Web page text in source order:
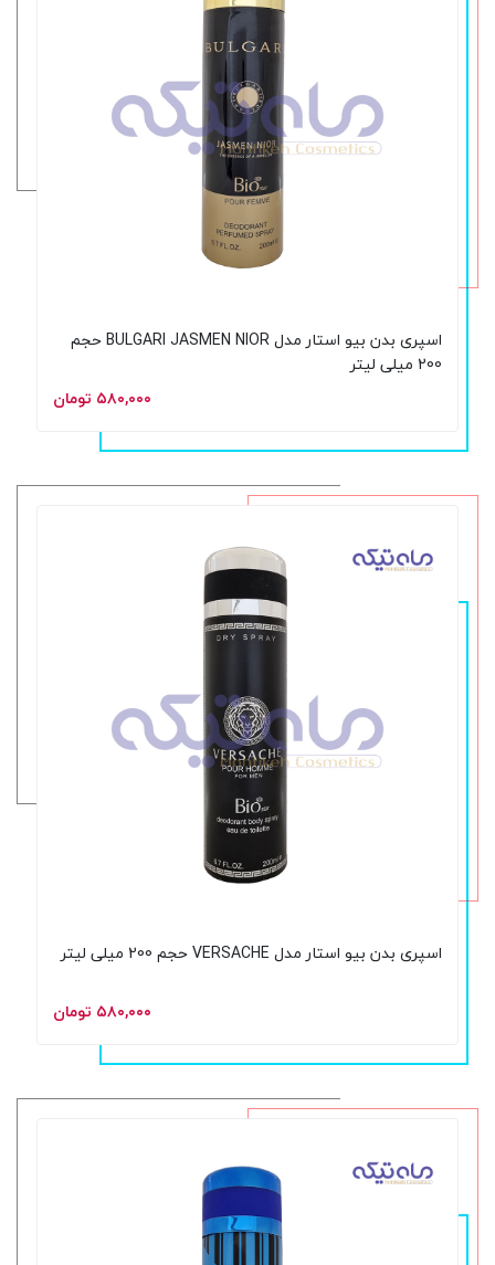
اسپری بدن بیو استار مدل BULGARI JASMEN NIOR حجم
200 میلی لیتر
۵۸۰,۰۰۰ تومان
اسپری بدن بیو استار مدل VERSACHE حجم 200 میلی لیتر
۵۸۰,۰۰۰ تومان